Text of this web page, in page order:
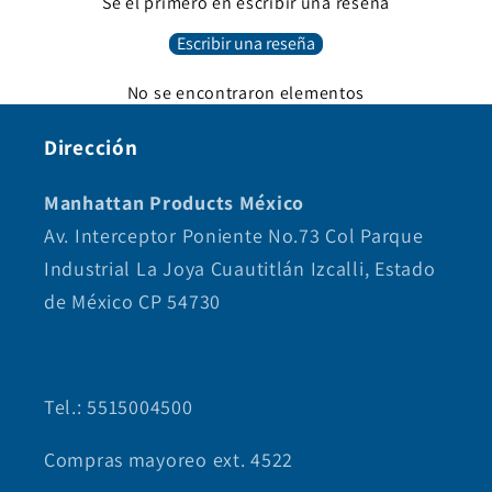
Escribir una reseña
No se encontraron elementos
Dirección
Manhattan Products México
Av. Interceptor Poniente No.73 Col Parque
Industrial La Joya Cuautitlán Izcalli, Estado
de México CP 54730
Tel.: 5515004500
Compras mayoreo ext. 4522